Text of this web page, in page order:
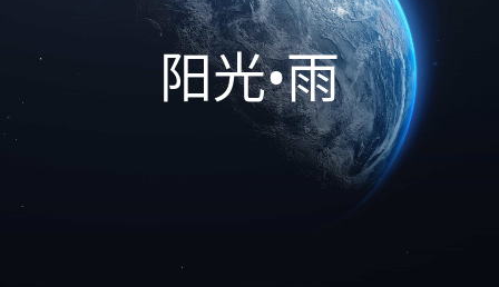
阳光•雨